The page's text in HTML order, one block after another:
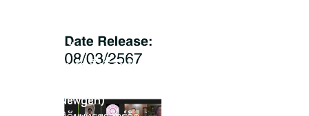
พัฒนาศักยภาพการ
วิจัยสำหรับนักวิจัยรุ่น
(BRI-Newgen)